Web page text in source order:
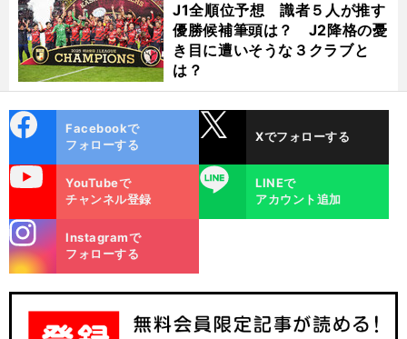
J1全順位予想 識者５人が推す
優勝候補筆頭は？ J2降格の憂
き目に遭いそうな３クラブと
は？
ok
Facebookで
フォローする
Xでフォローする
YouTubeで
チャンネル登録
LINE
LINEで
アカウント追加
m
Instagramで
フォローする